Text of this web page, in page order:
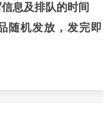
息及排队的时间
随机发放，发完即